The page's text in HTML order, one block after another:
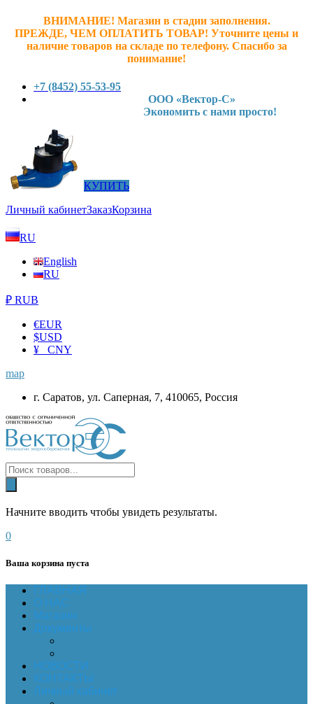
ВНИМАНИЕ! Магазин в стадии заполнения.
ПРЕЖДЕ, ЧЕМ ОПЛАТИТЬ ТОВАР! Уточните цены и
наличие товаров на складе по телефону. Спасибо за
понимание!
+7 (8452) 55-53-95
ООО «Вектор-С»
Экономить с нами просто!
КУПИТЬ
Личный кабинетЗаказКорзина
RU
English
RU
₽ RUB
€EUR
$USD
¥ CNY
map
г. Саратов, ул. Саперная, 7, 410065, Россия
Начните вводить чтобы увидеть результаты.
0
Ваша корзина пуста
ГЛАВНАЯ
О НАС
Магазин
Документы
НОВОСТИ
КОНТАКТЫ
Личный кабинет